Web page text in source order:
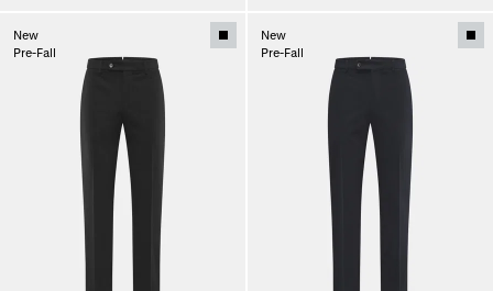
New
Pre-Fall
New
Pre-Fall